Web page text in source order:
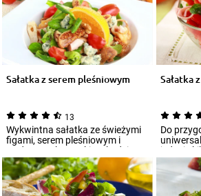
Sałatka z serem pleśniowym
13
Wykwintna sałatka ze świeżymi
figami, serem pleśniowym i
wędzonym kurczakiem będzie
znakomitą prz...
Sałatka
Do
jedynie